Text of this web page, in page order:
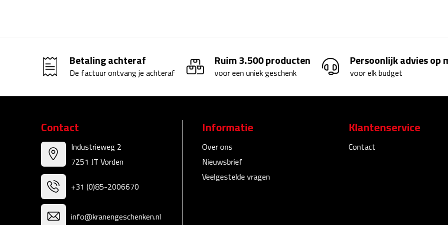
Betaling achteraf
De factuur ontvang je achteraf
Ruim 3.500 producten
voor een uniek geschenk
Persoonlijk advies op
voor elk budget
Contact
Industrieweg 2
7251 JT Vorden
+31 (0)85-2006670
info@kranengeschenken.nl
Informatie
Over ons
Nieuwsbrief
Veelgestelde vragen
Klantenservice
Contact